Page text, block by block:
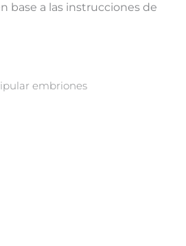
base a las instrucciones de
embriones